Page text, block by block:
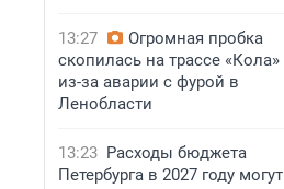
13:27
Огромная пробка
скопилась на трассе «Кола»
из-за аварии с фурой в
Ленобласти
13:23 Расходы бюджета
Петербурга в 2027 году могут